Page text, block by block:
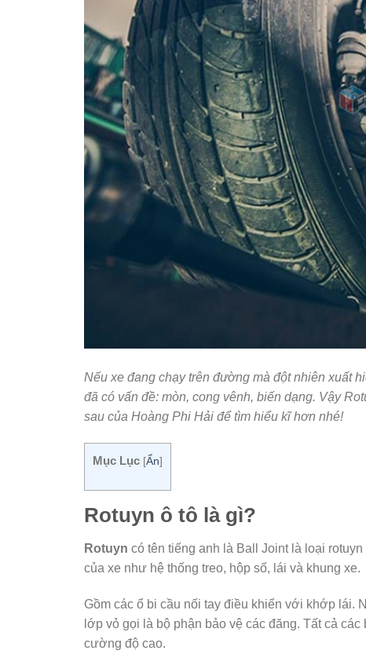
Nếu xe đang chạy trên đường mà đột nhiên xuất
đã có vấn đề: mòn, cong vênh, biến dạng. Vậy
sau của Hoàng Phi Hải để tìm hiểu kĩ hơn nhé!
Mục Lục [Ẩn]
Rotuyn ô tô là gì?
Rotuyn có tên tiếng anh là Ball Joint là loại
của xe như hệ thống treo, hộp số, lái và khung xe.
Gồm các ổ bi cầu nối tay điều khiển với khớp lái.
lớp vỏ gọi là bộ phận bảo vệ các đăng. Tất cả
cường độ cao.